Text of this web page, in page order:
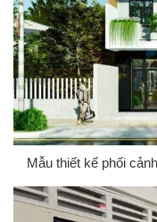
Mẫu thiết kế phối